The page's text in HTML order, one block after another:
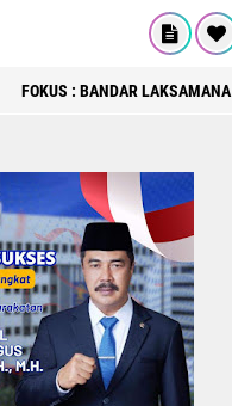
FOKUS : BANDAR LAKSAMANA